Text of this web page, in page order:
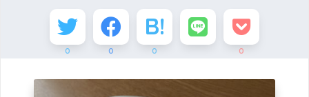
0 0 0 0